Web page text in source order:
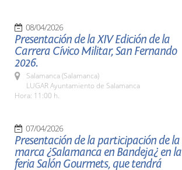
08/04/2026
Presentación de la XIV Edición de la
Carrera Cívico Militar, San Fernando
2026.
Salamanca (Salamanca)
LUGAR Ayuntamiento de Salamanca
Hora: 11:00 h.
07/04/2026
Presentación de la participación de la
marca ¿Salamanca en Bandeja¿ en la
feria Salón Gourmets, que tendrá